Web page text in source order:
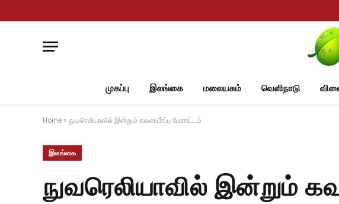
முகப்பு இலங்கை மலையகம் வெளிநாடு
Home » நுவரெலியாவில் இன்றும் கவனயீர்ப்பு போராட்டம்
இலங்கை
நுவரெலியாவில் இன்றும்